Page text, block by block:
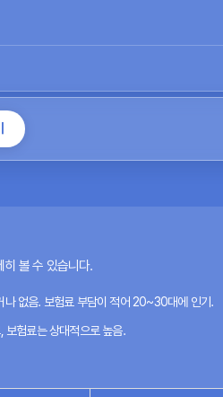
히 볼 수 있습니다.
나 없음. 보험료 부담이 적어 20~30대에 인기.
보험료는 상대적으로 높음.